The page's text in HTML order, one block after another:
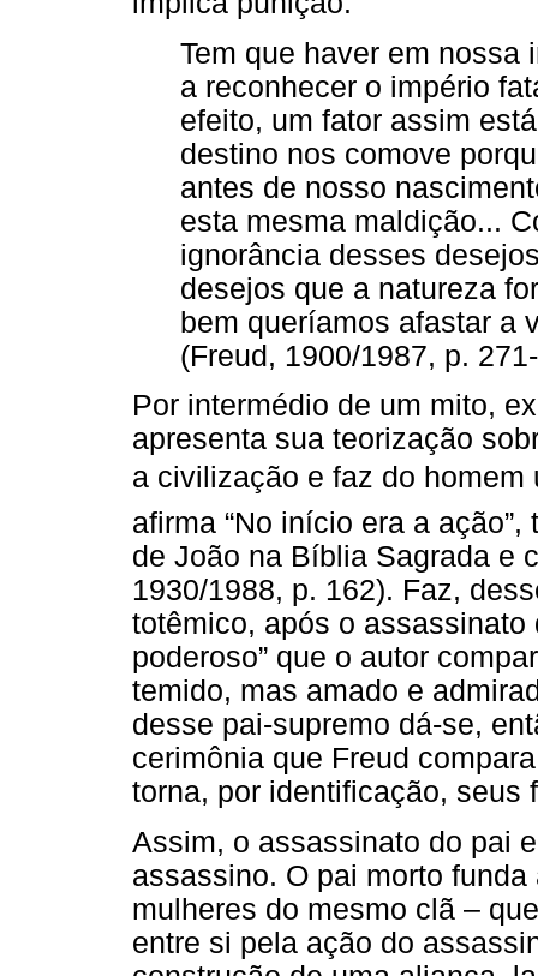
Tem que haver em nossa
a reconhecer o império
efeito, um fator assim
destino nos comove
antes de nosso
esta mesma maldição...
ignorância desses
desejos que a natureza
bem queríamos afastar a
(Freud, 1900/1987, p.
Por intermédio de um mito,
apresenta sua teorização
a civilização e faz do homem
afirma “No início era a
de João na Bíblia Sagrada e
1930/1988, p. 162). Faz,
totêmico, após o assassinato
poderoso” que o autor
temido, mas amado e
desse pai-supremo dá-se,
cerimônia que Freud
torna, por identificação, seus
Assim, o assassinato do pai
assassino. O pai morto
mulheres do mesmo clã –
entre si pela ação do